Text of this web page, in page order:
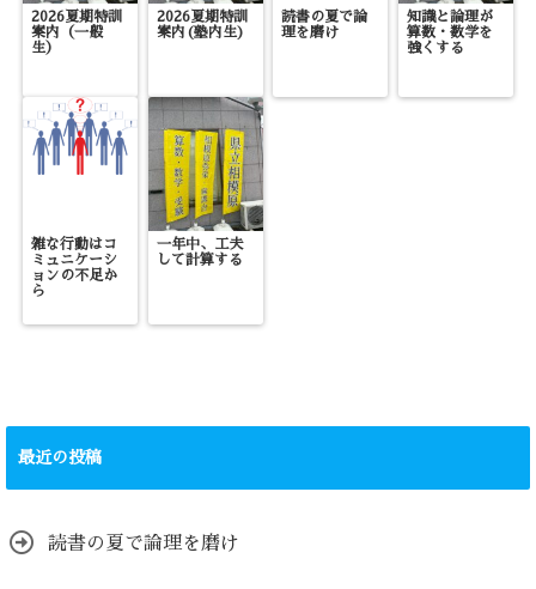
2026夏期特訓
案内（一般
生）
2026夏期特訓
案内(塾内生)
読書の夏で論
理を磨け
知識と論理が
算数・数学を
強くする
雑な行動はコ
ミュニケーシ
ョンの不足か
ら
一年中、工夫
して計算する
最近の投稿
読書の夏で論理を磨け